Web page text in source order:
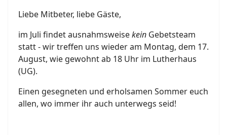
Liebe Mitbeter, liebe Gäste,
im Juli findet ausnahmsweisekein Gebetsteam
statt - wir treffen uns wieder am Montag, dem 17.
August, wie gewohnt ab 18 Uhr im Lutherhaus
(UG).
Einen gesegneten und erholsamen Sommer euch
allen, wo immer ihr auch unterwegs seid!